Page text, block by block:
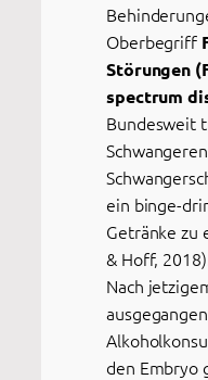
Oberbegriff
Störungen
spectrum
Bundesweit
ein binge-
Getränke zu
& Hoff,
Nach
den Embryo